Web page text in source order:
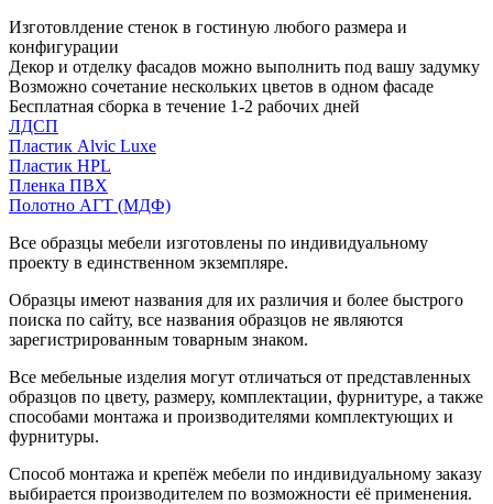
Изготовлдение стенок в гостиную любого размера и
конфигурации
Декор и отделку фасадов можно выполнить под вашу задумку
Возможно сочетание нескольких цветов в одном фасаде
Бесплатная сборка в течение 1-2 рабочих дней
ЛДСП
Пластик Alvic Luxe
Пластик HPL
Пленка ПВХ
Полотно АГТ (МДФ)
Все образцы мебели изготовлены по индивидуальному
проекту в единственном экземпляре.
Образцы имеют названия для их различия и более быстрого
поиска по сайту, все названия образцов не являются
зарегистрированным товарным знаком.
Все мебельные изделия могут отличаться от представленных
образцов по цвету, размеру, комплектации, фурнитуре, а также
способами монтажа и производителями комплектующих и
фурнитуры.
Способ монтажа и крепёж мебели по индивидуальному заказу
выбирается производителем по возможности её применения.